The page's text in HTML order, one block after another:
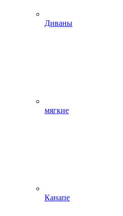
Диваны
мягкие
Канапе